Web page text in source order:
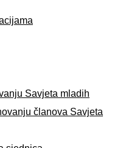
Savjeta mladih
članova Savjeta